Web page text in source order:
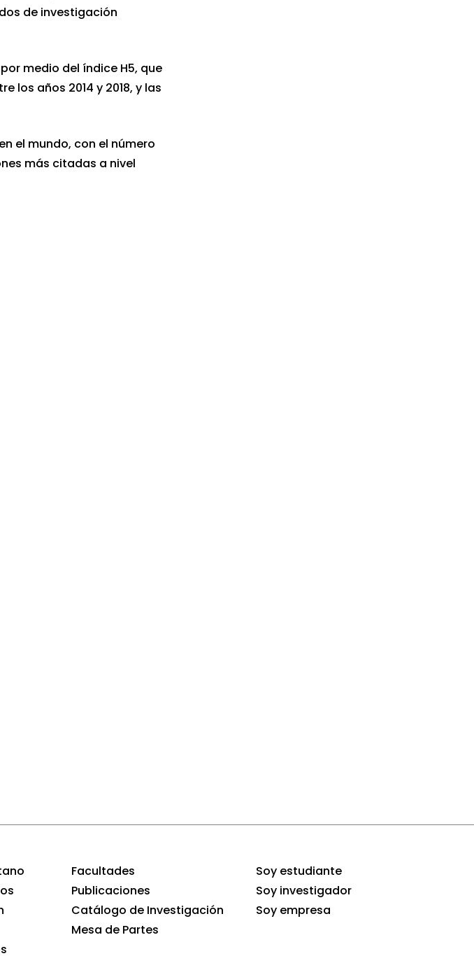
de investigación
medio del índice H5, que
los años 2014 y 2018, y las
el mundo, con el número
más citadas a nivel
Facultades
Publicaciones
Catálogo de Investigación
Mesa de Partes
Soy estudiante
Soy investigador
Soy empresa